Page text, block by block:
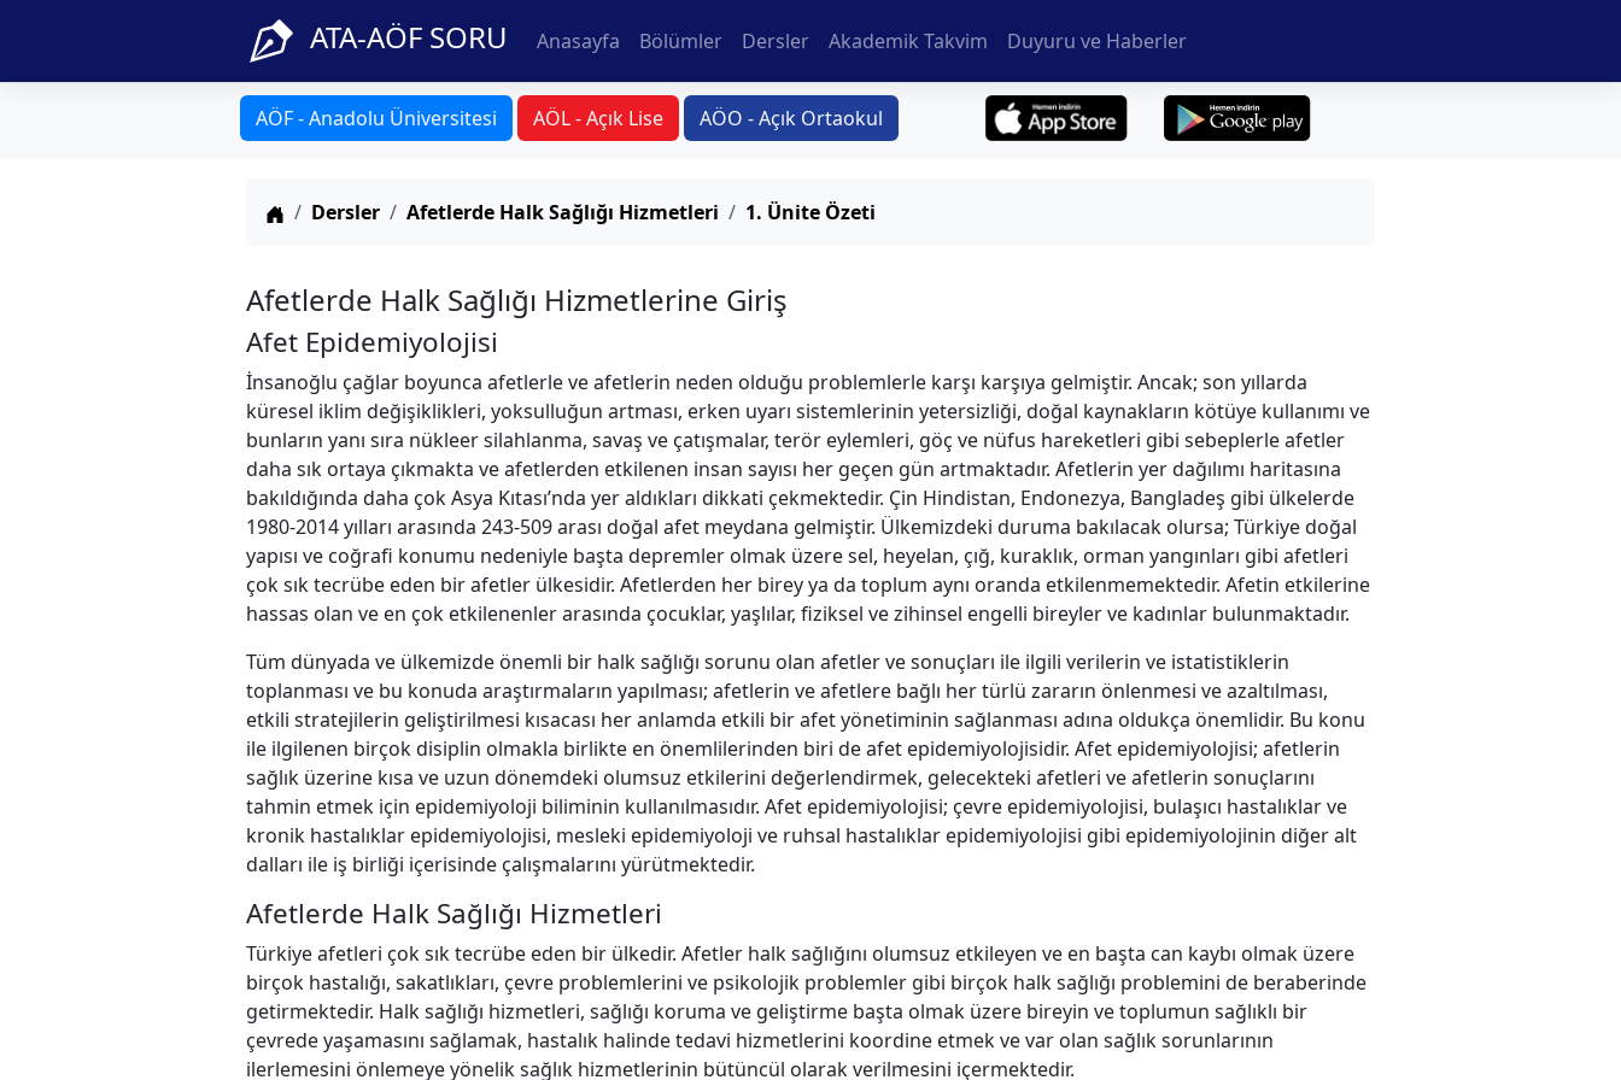
ATA-AÖF SORU Anasayfa Bölümler Dersler Akademik Takvim Duyuru ve Haberler
AÖF - Anadolu Üniversitesi AÖL - Açık Lise AÖO - Açık Ortaokul
Anasayfa
Dersler Afetlerde Halk Sağlığı Hizmetleri 1. Ünite Özeti
Afetlerde Halk Sağlığı Hizmetlerine Giriş
Afet Epidemiyolojisi
İnsanoğlu çağlar boyunca afetlerle ve afetlerin neden olduğu problemlerle karşı karşıya gelmiştir. Ancak; son yıllarda
küresel iklim değişiklikleri, yoksulluğun artması, erken uyarı sistemlerinin yetersizliği, doğal kaynakların kötüye kullanımı ve
bunların yanı sıra nükleer silahlanma, savaş ve çatışmalar, terör eylemleri, göç ve nüfus hareketleri gibi sebeplerle afetler
daha sık ortaya çıkmakta ve afetlerden etkilenen insan sayısı her geçen gün artmaktadır. Afetlerin yer dağılımı haritasına
bakıldığında daha çok Asya Kıtası’nda yer aldıkları dikkati çekmektedir. Çin Hindistan, Endonezya, Bangladeş gibi ülkelerde
1980‐2014 yılları arasında 243‐509 arası doğal afet meydana gelmiştir. Ülkemizdeki duruma bakılacak olursa; Türkiye doğal
yapısı ve coğrafi konumu nedeniyle başta depremler olmak üzere sel, heyelan, çığ, kuraklık, orman yangınları gibi afetleri
çok sık tecrübe eden bir afetler ülkesidir. Afetlerden her birey ya da toplum aynı oranda etkilenmemektedir. Afetin etkilerine
hassas olan ve en çok etkilenenler arasında çocuklar, yaşlılar, fiziksel ve zihinsel engelli bireyler ve kadınlar bulunmaktadır.
Tüm dünyada ve ülkemizde önemli bir halk sağlığı sorunu olan afetler ve sonuçları ile ilgili verilerin ve istatistiklerin
toplanması ve bu konuda araştırmaların yapılması; afetlerin ve afetlere bağlı her türlü zararın önlenmesi ve azaltılması,
etkili stratejilerin geliştirilmesi kısacası her anlamda etkili bir afet yönetiminin sağlanması adına oldukça önemlidir. Bu konu
ile ilgilenen birçok disiplin olmakla birlikte en önemlilerinden biri de afet epidemiyolojisidir. Afet epidemiyolojisi; afetlerin
sağlık üzerine kısa ve uzun dönemdeki olumsuz etkilerini değerlendirmek, gelecekteki afetleri ve afetlerin sonuçlarını
tahmin etmek için epidemiyoloji biliminin kullanılmasıdır. Afet epidemiyolojisi; çevre epidemiyolojisi, bulaşıcı hastalıklar ve
kronik hastalıklar epidemiyolojisi, mesleki epidemiyoloji ve ruhsal hastalıklar epidemiyolojisi gibi epidemiyolojinin diğer alt
dalları ile iş birliği içerisinde çalışmalarını yürütmektedir.
Afetlerde Halk Sağlığı Hizmetleri
Türkiye afetleri çok sık tecrübe eden bir ülkedir. Afetler halk sağlığını olumsuz etkileyen ve en başta can kaybı olmak üzere
birçok hastalığı, sakatlıkları, çevre problemlerini ve psikolojik problemler gibi birçok halk sağlığı problemini de beraberinde
getirmektedir. Halk sağlığı hizmetleri, sağlığı koruma ve geliştirme başta olmak üzere bireyin ve toplumun sağlıklı bir
çevrede yaşamasını sağlamak, hastalık halinde tedavi hizmetlerini koordine etmek ve var olan sağlık sorunlarının
ilerlemesini önlemeye yönelik sağlık hizmetlerinin bütüncül olarak verilmesini içermektedir.